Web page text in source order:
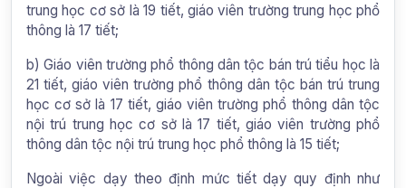
trung học cơ sở là 19 tiết, giáo viên trường trung học phổ
thông là 17 tiết;
b) Giáo viên trường phổ thông dân tộc bán trú tiểu học là
21 tiết, giáo viên trường phổ thông dân tộc bán trú trung
học cơ sở là 17 tiết, giáo viên trường phổ thông dân tộc
nội trú trung học cơ sở là 17 tiết, giáo viên trường phổ
thông dân tộc nội trú trung học phổ thông là 15 tiết;
Ngoài việc dạy theo định mức tiết dạy quy định như